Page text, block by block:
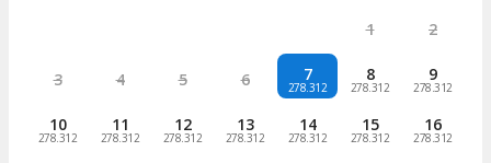
1 2
3 4 5 6 7
278.312
8
278.312
9
278.312
10
278.312
11
278.312
12
278.312
13
278.312
14
278.312
15
278.312
16
278.312